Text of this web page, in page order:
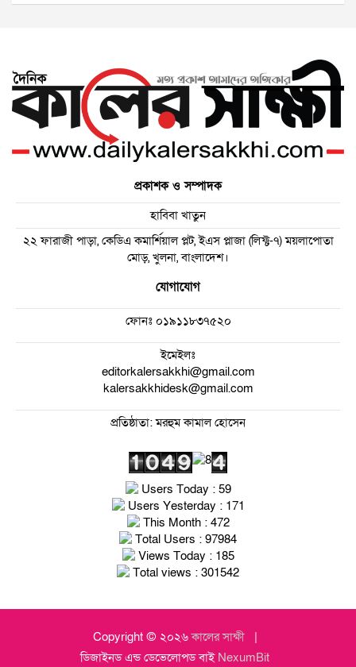
প্রকাশক ও সম্পাদক
হাবিবা খাতুন
২২ ফারাজী পাড়া, কেডিএ কমার্শিয়াল প্লট, ইএস প্লাজা (লিফ্ট-৭) ময়লাপোতা
মোড়, খুলনা, বাংলাদেশ।
যোগাযোগ
ফোনঃ০১৯১১৮৩৭৫২০
ইমেইলঃ
editorkalersakkhi@gmail.com
kalersakkhidesk@gmail.com
প্রতিষ্ঠাতা: মরহুম কামাল হোসেন
Users Today : 59
Users Yesterday : 171
This Month : 472
Total Users : 97984
Views Today : 185
Total views : 301542
Copyright © ২০২৬কালের সাক্ষী
ডিজাইনড এন্ড ডেভেলোপড বাই NexumBit